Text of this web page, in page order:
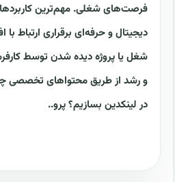
فرصت‌های شغلی. مهم‌ترین
دیجیتال و حرفه‌ای برقراری ارتباط
شغل یا پروژه دیده شدن توسط
و رشد از طریق محتواهای تخصصی
در لینکدین بسازیم؟ پرو..